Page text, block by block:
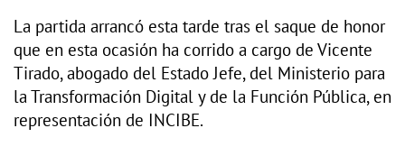
La partida arrancó esta tarde tras el saque de honor
que en esta ocasión ha corrido a cargo de Vicente
Tirado, abogado del Estado Jefe, del Ministerio para
la Transformación Digital y de la Función Pública, en
representación de INCIBE.